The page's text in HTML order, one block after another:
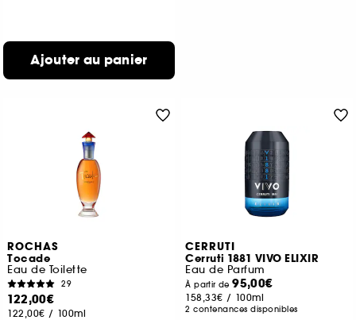
Ajouter au panier
ROCHAS
Tocade
Eau de Toilette
29
122,00€
122,00€ / 100ml
CERRUTI
Cerruti 1881 VIVO ELIXIR
Eau de Parfum
À partir de95,00€
158,33€ / 100ml
2 contenances disponibles